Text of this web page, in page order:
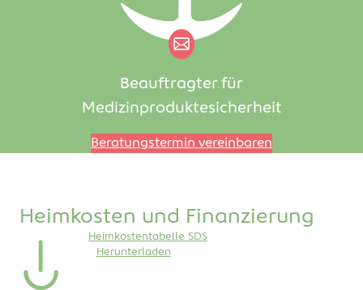
Beauftragter für
Medizinproduktesicherheit
Beratungstermin vereinbaren
Heimkosten und Finanzierung
Heimkostentabelle SDS
Herunterladen